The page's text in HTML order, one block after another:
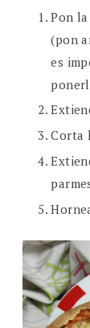
Pon
(pon
es
Corta